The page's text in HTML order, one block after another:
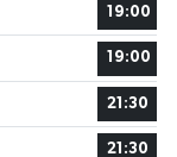
19:00
19:00
21:30
21:30